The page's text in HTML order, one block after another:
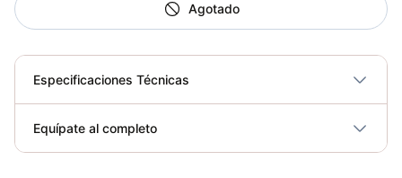
Agotado
Especificaciones Técnicas
Plegable No
Equípate al completo